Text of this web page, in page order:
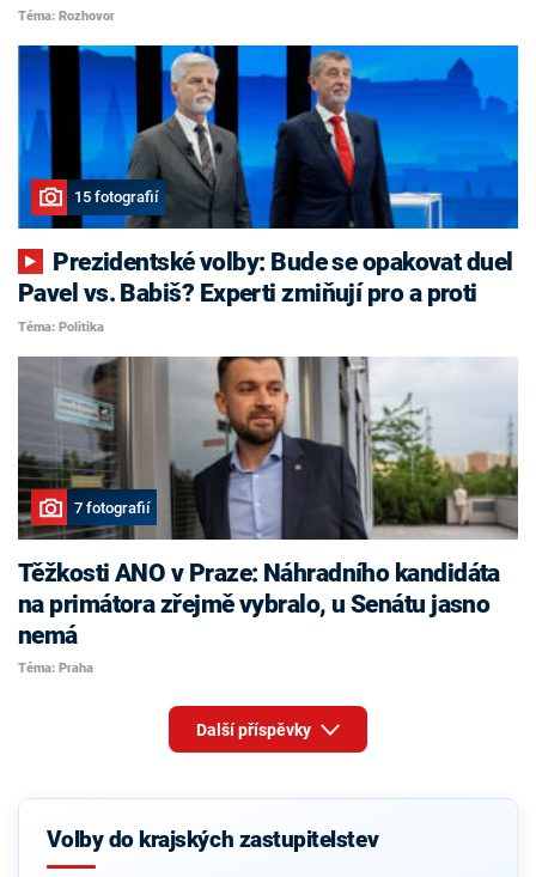
Téma: Rozhovor
15 fotografií
Pavel vs. Babiš? Experti zmiňují pro a proti
Téma: Politika
7 fotografií
Těžkosti ANO v Praze: Náhradního kandidáta
na primátora zřejmě vybralo, u Senátu jasno
nemá
Téma: Praha
Další příspěvky
Volby do krajských zastupitelstev